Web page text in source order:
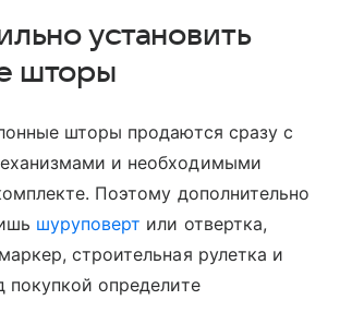
установить
шторы
шторы продаются сразу с
и необходимыми
Поэтому дополнительно
шуруповерт или отвертка,
строительная рулетка и
покупкой определите